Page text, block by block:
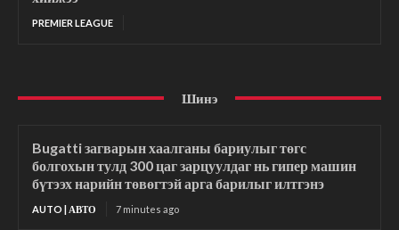
PREMIER LEAGUE
Шинэ
Bugatti загварын хаалганы бариулыг төгс
болгохын тулд 300 цаг зарцуулдаг нь гипер машин
бүтээх нарийн төвөгтэй арга барилыг илтгэнэ
AUTO | АВТО 7 minutes ago